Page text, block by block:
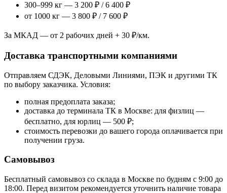
300–999 кг — 3 200 ₽ / 6 400 ₽
от 1000 кг — 3 800 ₽ / 7 600 ₽
За МКАД — от 2 рабочих дней + 30 ₽/км.
Доставка транспортными компаниями
Отправляем СДЭК, Деловыми Линиями, ПЭК и другими ТК
по выбору заказчика. Условия:
полная предоплата заказа;
доставка до терминала ТК в Москве: для физлиц —
бесплатно, для юрлиц — 500 ₽;
стоимость перевозки до вашего города оплачивается при
получении груза.
Самовывоз
Бесплатный самовывоз со склада в Москве по будням с 9:00 до
18:00. Перед визитом рекомендуется уточнить наличие товара